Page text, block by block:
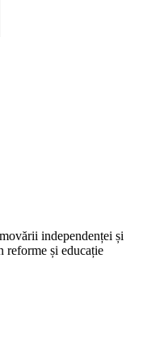
independenței și
reforme și educație